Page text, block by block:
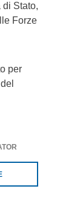
Stato,
Forze
per